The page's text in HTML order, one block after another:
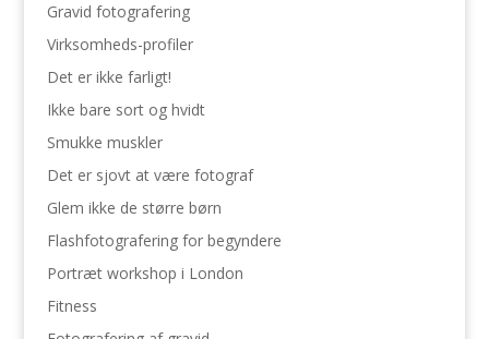
Gravid fotografering
Virksomheds-profiler
Det er ikke farligt!
Ikke bare sort og hvidt
Smukke muskler
Det er sjovt at være fotograf
Glem ikke de større børn
Flashfotografering for begyndere
Portræt workshop i London
Fitness